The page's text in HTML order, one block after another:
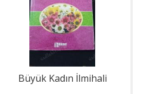
Büyük Kadın İlmihali